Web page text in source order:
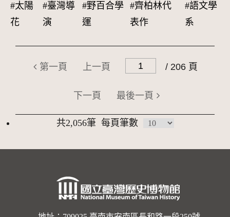
#太陽
花
#臺灣導
演
#野百合學
運
#齊柏林代
表作
#語文學
系
第一頁 上一頁 / 206 頁
下一頁 最後一頁
共2,056筆 每頁筆數